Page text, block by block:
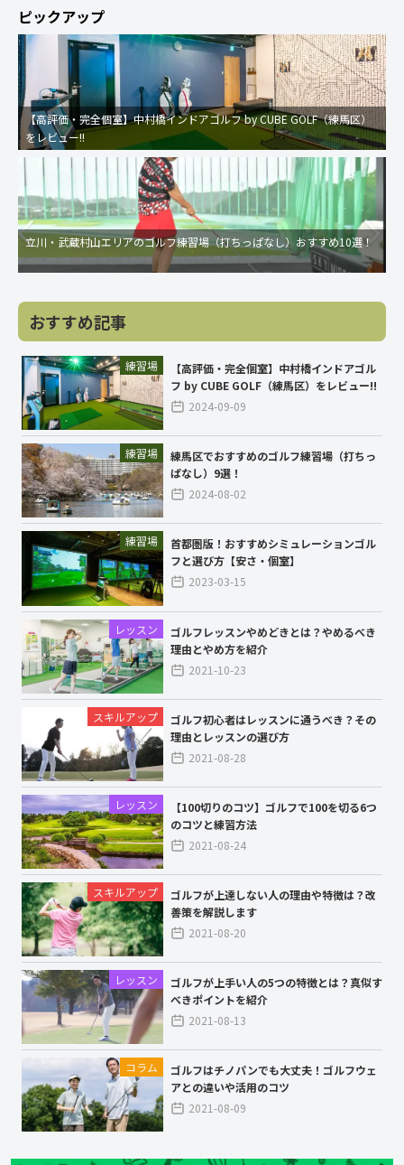
ピックアップ
【高評価・完全個室】中村橋インドアゴルフ by CUBE GOLF（練馬区）
をレビュー!!
立川・武蔵村山エリアのゴルフ練習場（打ちっぱなし）おすすめ10選！
おすすめ記事
練習場
【高評価・完全個室】中村橋インドアゴル
フ by CUBE GOLF（練馬区）をレビュー!!
2024-09-09
練習場
練馬区でおすすめのゴルフ練習場（打ちっ
ぱなし）9選！
2024-08-02
練習場
首都圏版！おすすめシミュレーションゴル
フと選び方【安さ・個室】
2023-03-15
レッスン
ゴルフレッスンやめどきとは？やめるべき
理由とやめ方を紹介
2021-10-23
スキルアップ
ゴルフ初心者はレッスンに通うべき？その
理由とレッスンの選び方
2021-08-28
レッスン
【100切りのコツ】ゴルフで100を切る6つ
のコツと練習方法
2021-08-24
スキルアップ
ゴルフが上達しない人の理由や特徴は？改
善策を解説します
2021-08-20
レッスン
ゴルフが上手い人の5つの特徴とは？真似す
べきポイントを紹介
2021-08-13
コラム
ゴルフはチノパンでも大丈夫！ゴルフウェ
アとの違いや活用のコツ
2021-08-09